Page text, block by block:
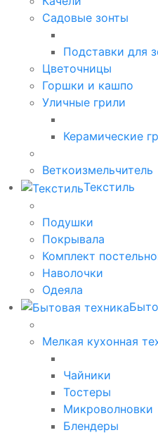
Садовые зонты
Подставки для
Цветочницы
Горшки и кашпо
Уличные грили
Керамические
Веткоизмельчитель
Текстиль
Подушки
Покрывала
Комплект
Наволочки
Одеяла
Мелкая кухонная
Чайники
Тостеры
Микроволновки
Блендеры